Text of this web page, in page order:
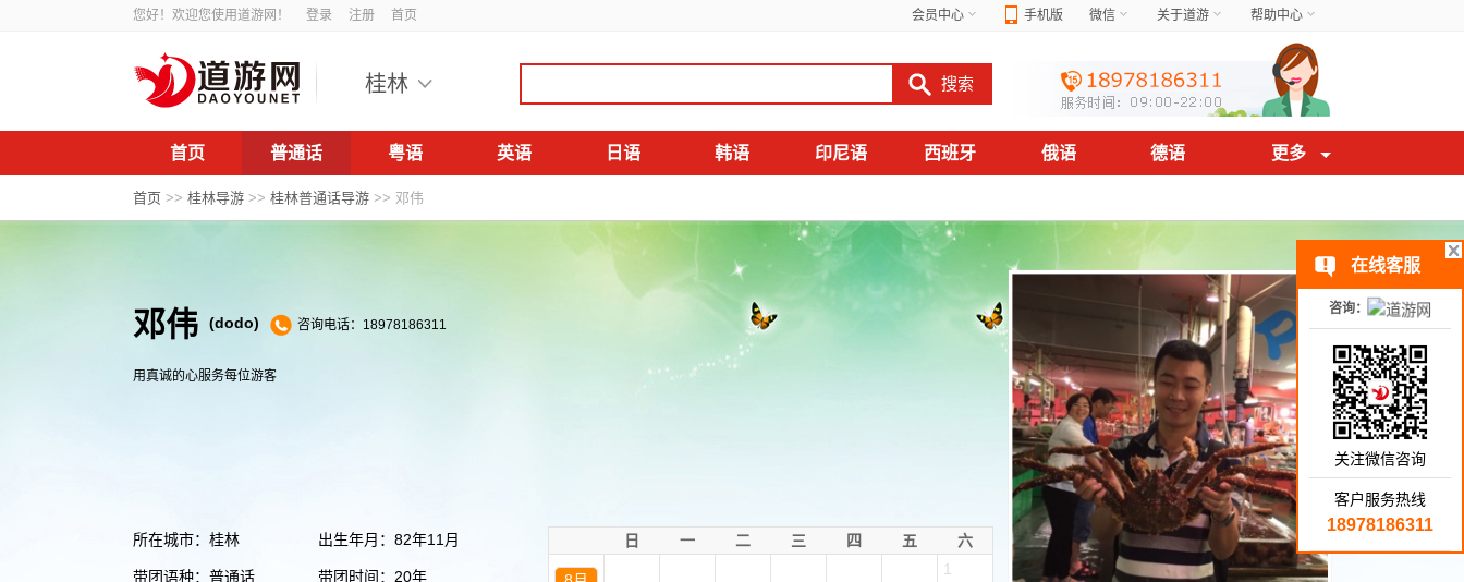
您好！欢迎您使用道游网！ 登录 注册 首页 会员中心 手机版 微信 关于道游 帮助中心
桂林
首页 普通话 粤语 英语 日语 韩语 印尼语 西班牙 俄语 德语 更多
首页 >> 桂林导游 >> 桂林普通话导游 >> 邓伟
邓伟 (dodo) 咨询电话：18978186311
用真诚的心服务每位游客
所在城市：桂林 出生年月：82年11月
带团语种：普通话 带团时间：20年
日 一 二 三 四 五 六
1
在线客服
咨询：
关注微信咨询
客户服务热线
18978186311